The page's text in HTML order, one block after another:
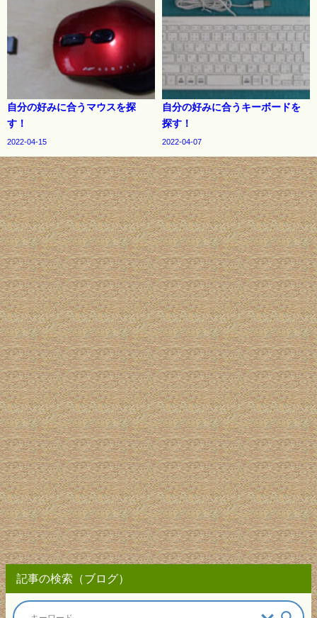
自分の好みに合うマウスを探
す！
2022-04-15
自分の好みに合うキーボードを
探す！
2022-04-07
記事の検索（ブログ）